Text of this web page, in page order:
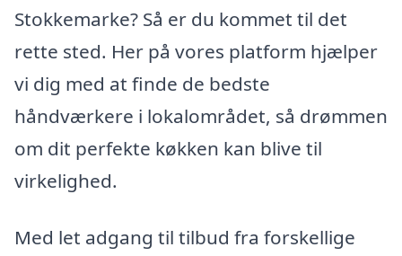
Stokkemarke? Så er du kommet til det
rette sted. Her på vores platform hjælper
vi dig med at finde de bedste
håndværkere i lokalområdet, så drømmen
om dit perfekte køkken kan blive til
virkelighed.
Med let adgang til tilbud fra forskellige